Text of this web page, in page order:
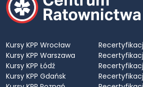
Kursy KPP Wrocław
Kursy KPP Warszawa
Kursy KPP Łódź
Kursy KPP Gdańsk